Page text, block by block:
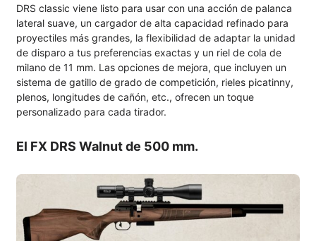
DRS classic viene listo para usar con una acción de palanca
lateral suave, un cargador de alta capacidad refinado para
proyectiles más grandes, la flexibilidad de adaptar la unidad
de disparo a tus preferencias exactas y un riel de cola de
milano de 11 mm. Las opciones de mejora, que incluyen un
sistema de gatillo de grado de competición, rieles picatinny,
plenos, longitudes de cañón, etc., ofrecen un toque
personalizado para cada tirador.
El FX DRS Walnut de 500 mm.